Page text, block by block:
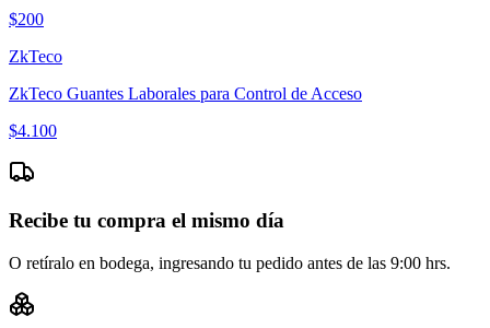
$200
ZkTeco
ZkTeco Guantes Laborales para Control de Acceso
$4.100
Recibe tu compra el mismo día
O retíralo en bodega, ingresando tu pedido antes de las 9:00 hrs.